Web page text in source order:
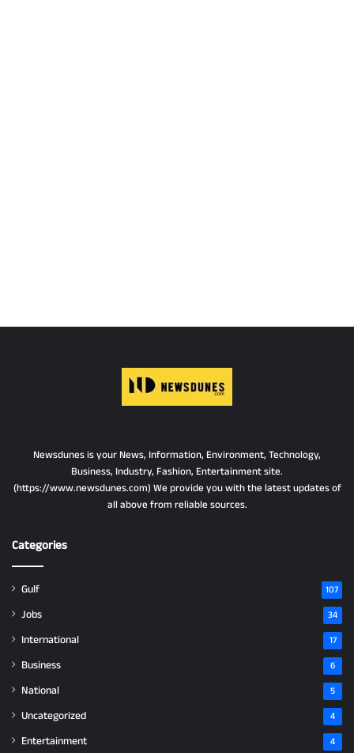
Newsdunes is your News, Information, Environment, Technology,
Business, Industry, Fashion, Entertainment site.
(https://www.newsdunes.com) We provide you with the latest updates of
all above from reliable sources.
Categories
Gulf 107
Jobs 34
International 17
Business 6
National 5
Uncategorized 4
Entertainment 4